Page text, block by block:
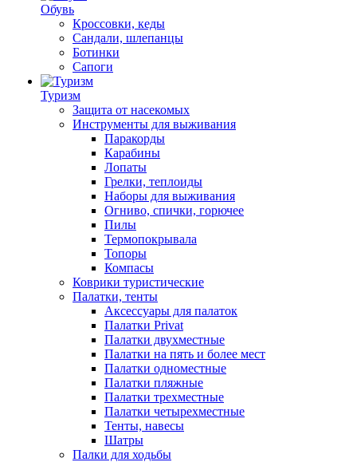
Обувь
Кроссовки, кеды
Сандали, шлепанцы
Ботинки
Сапоги
Туризм
Защита от насекомых
Инструменты для выживания
Паракорды
Карабины
Лопаты
Грелки, теплоиды
Наборы для выживания
Огниво, спички, горючее
Пилы
Термопокрывала
Топоры
Компасы
Коврики туристические
Палатки, тенты
Аксессуары для палаток
Палатки Privat
Палатки двухместные
Палатки на пять и более мест
Палатки одноместные
Палатки пляжные
Палатки трехместные
Палатки четырехместные
Тенты, навесы
Шатры
Палки для ходьбы